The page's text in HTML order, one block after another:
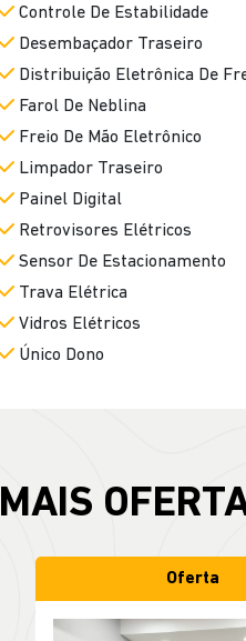
Controle De Estabilidade
Desembaçador Traseiro
Distribuição Eletrônica De
Farol De Neblina
Freio De Mão Eletrônico
Limpador Traseiro
Painel Digital
Retrovisores Elétricos
Sensor De Estacionamento
Trava Elétrica
Vidros Elétricos
Único Dono
MAIS
Oferta